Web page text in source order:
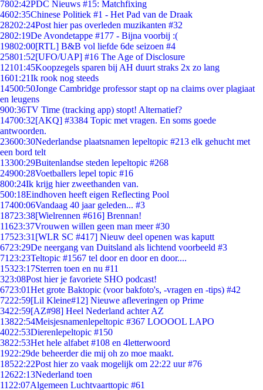
7802:42PDC Nieuws #15: Matchfixing
4602:35Chinese Politiek #1 - Het Pad van de Draak
28202:24Post hier pas overleden muzikanten #32
2802:19De Avondetappe #177 - Bijna voorbij :(
19802:00[RTL] B&B vol liefde 6de seizoen #4
25801:52[UFO/UAP] #16 The Age of Disclosure
12101:45Koopzegels sparen bij AH duurt straks 2x zo lang
1601:21Ik rook nog steeds
14500:50Jonge Cambridge professor stapt op na claims over plagiaat
en leugens
900:36TV Time (tracking app) stopt! Alternatief?
14700:32[AKQ] #3384 Topic met vragen. En soms goede
antwoorden.
23600:30Nederlandse plaatsnamen lepeltopic #213 elk gehucht met
een bord telt
13300:29Buitenlandse steden lepeltopic #268
24900:28Voetballers lepel topic #16
800:24Ik krijg hier zweethanden van.
500:18Eindhoven heeft eigen Reflecting Pool
17400:06Vandaag 40 jaar geleden... #3
18723:38[Wielrennen #616] Brennan!
11623:37Vrouwen willen geen man meer #30
17523:31 [WLR SC #417] Nieuw deel openen was kaputt
6723:29De neergang van Duitsland als lichtend voorbeeld #3
71 23:23Teltopic #1567 tel door en door en door....
15323:17Sterren toen en nu #11
323:08Post hier je favoriete SHO podcast!
6723:01Het grote Baktopic (voor bakfoto's, -vragen en -tips) #42
7222:59[Lil Kleine#12] Nieuwe afleveringen op Prime
3422:59[AZ#98] Heel Nederland achter AZ
13822:54Meisjesnamenlepeltopic #367 LOOOOL LAPO
4022:53Dierenlepeltopic #150
3822:53Het hele alfabet #108 en 4letterwoord
1922:29de beheerder die mij oh zo moe maakt.
18522:22Post hier zo vaak mogelijk om 22:22 uur #76
12622:13Nederland toen
11 22:07Algemeen Luchtvaarttopic #61